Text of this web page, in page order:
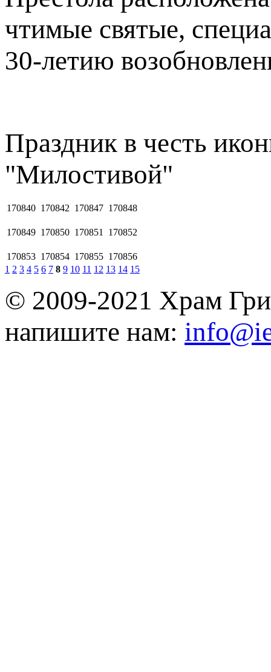
чтимые святые,
30-летию
Праздник в честь
"Милостивой"
170840 170842 170847 170848
170849 170850 170851 170852
170853 170854 170855 170856
1 2 3 4 5 6 7 8 9 10 11 12 13 14 15
© 2009-2021 Храм
напишите нам: